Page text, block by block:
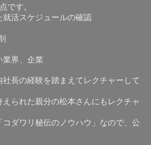
点です。
就活スケジュールの確認
業界、企業
長の経験を踏まえてレクチャーして
られた親分の松本さんにもレクチャ
ダワリ秘伝のノウハウ」なので、公